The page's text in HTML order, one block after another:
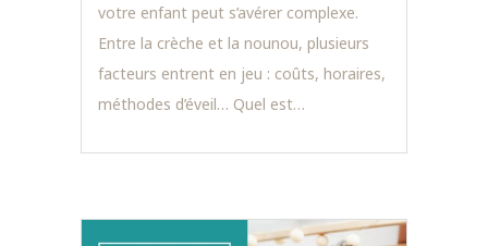
votre enfant peut s’avérer complexe.
Entre la crèche et la nounou, plusieurs
facteurs entrent en jeu : coûts, horaires,
méthodes d’éveil… Quel est…